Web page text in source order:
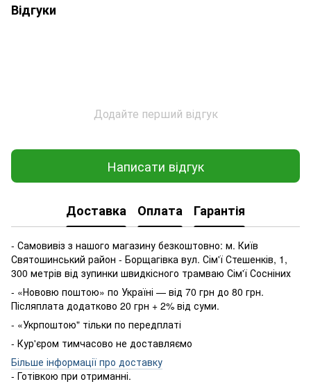
Відгуки
Додайте перший відгук
Написати відгук
Доставка Оплата Гарантія
- Самовивіз з нашого магазину безкоштовно: м. Київ
Святошинський район - Борщагівка вул. Сім'ї Стешенків, 1,
300 метрів від зупинки швидкісного трамваю Сім'ї Сосніних
- «Нововю поштою» по Україні — від 70 грн до 80 грн.
Післяплата додатково 20 грн + 2% від суми.
- «Укрпоштою" тільки по передплаті
- Кур'єром тимчасово не доставляємо
Більше інформації про доставку
- Готівкою при отриманні.